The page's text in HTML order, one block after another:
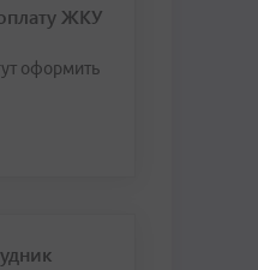
ЖКУ
оформить